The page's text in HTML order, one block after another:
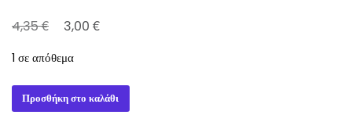
4,35€
Original
was:
4,35 €.
3,00 €Η
είναι:
3,00 €.
1 σε απόθεμα
QUEST
FOR
Προσθήκη στο καλάθι